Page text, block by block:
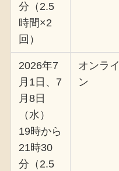
分（2.5
時間×2
回）
2026年7
月1日、7
月8日
（水）
19時から
21時30
分（2.5
オンライ
ン